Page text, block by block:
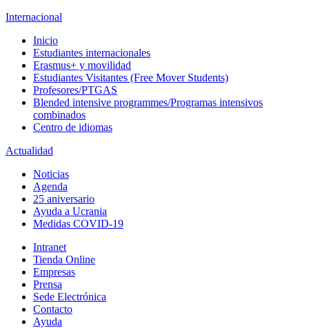
Internacional
Inicio
Estudiantes internacionales
Erasmus+ y movilidad
Estudiantes Visitantes (Free Mover Students)
Profesores/PTGAS
Blended intensive programmes/Programas intensivos
combinados
Centro de idiomas
Actualidad
Noticias
Agenda
25 aniversario
Ayuda a Ucrania
Medidas COVID-19
Intranet
Tienda Online
Empresas
Prensa
Sede Electrónica
Contacto
Ayuda